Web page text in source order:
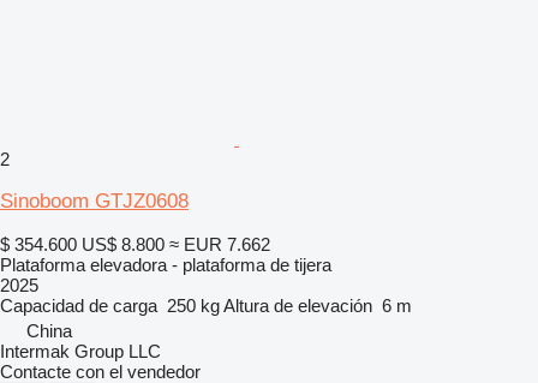
2
Sinoboom GTJZ0608
$ 354.600 US$ 8.800 ≈ EUR 7.662
Plataforma elevadora - plataforma de tijera
2025
Capacidad de carga 250 kgAltura de elevación 6 m
China
Intermak Group LLC
Contacte con el vendedor